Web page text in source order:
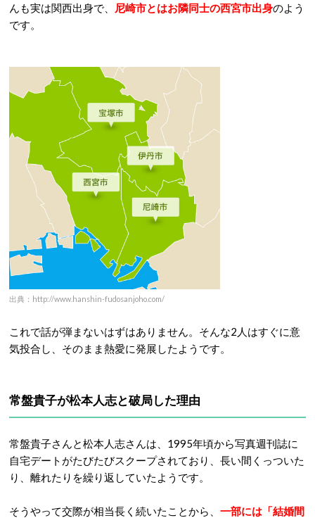
んも実は関西出身で、
尼崎市とはお隣同士の西宮市出身のよう
です。
出典：http://www.hanshin-fudosanjoho.com/
これで話が弾まないはずはありません。そんな2人はすぐに意
気投合し、そのまま熱愛に発展したようです。
常盤貴子が松本人志と破局した理由
常盤貴子さんと松本人志さんは、1995年頃から写真週刊誌に
自宅デートがたびたびスクープされており、長い間くっついた
り、離れたりを繰り返していたようです。
そうやって交際が相当長く続いたことから、 一部には「結婚間